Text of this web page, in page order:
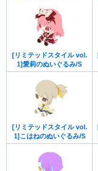
[リミテッドスタイル vol.
1]愛莉のぬいぐるみ/S
[リミテッドスタイル vol.
1]こはねのぬいぐるみ/S